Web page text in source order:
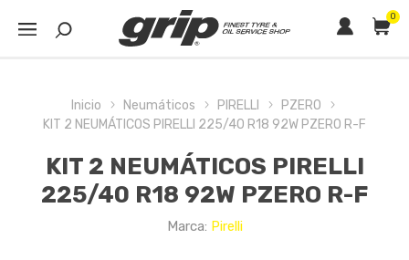
0
Inicio Neumáticos PIRELLI
PZERO
KIT 2 NEUMÁTICOS PIRELLI 225/40 R18 92W PZERO R-F
KIT 2 NEUMÁTICOS PIRELLI
225/40 R18 92W PZERO R-F
Marca: Pirelli